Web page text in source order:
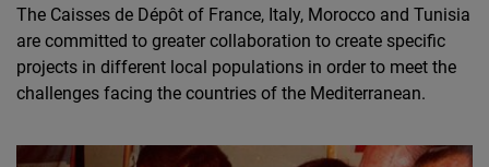
The Caisses de Dépôt of France, Italy, Morocco and Tunisia
are committed to greater collaboration to create specific
projects in different local populations in order to meet the
challenges facing the countries of the Mediterranean.